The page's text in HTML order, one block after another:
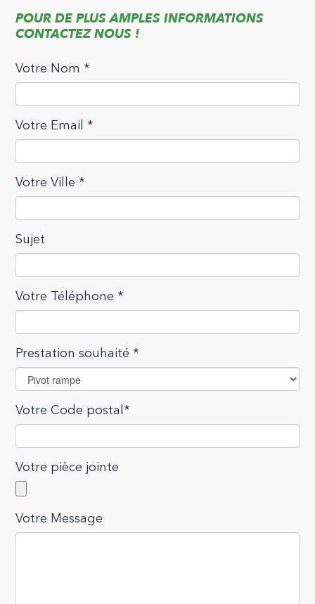
POUR DE PLUS AMPLES INFORMATIONS
CONTACTEZ NOUS !
Votre Nom *
Votre Email *
Votre Ville *
Sujet
Votre Téléphone *
Prestation souhaité *
Votre Code postal*
Votre pièce jointe
Votre Message